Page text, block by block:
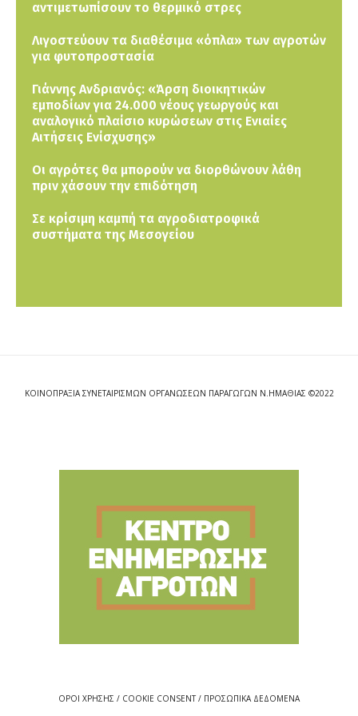
αντιμετωπίσουν το θερμικό στρες
Λιγοστεύουν τα διαθέσιμα «όπλα» των αγροτών
για φυτοπροστασία
Γιάννης Ανδριανός: «Άρση διοικητικών
εμποδίων για 24.000 νέους γεωργούς και
αναλογικό πλαίσιο κυρώσεων στις Ενιαίες
Αιτήσεις Ενίσχυσης»
Οι αγρότες θα μπορούν να διορθώνουν λάθη
πριν χάσουν την επιδότηση
Σε κρίσιμη καμπή τα αγροδιατροφικά
συστήματα της Μεσογείου
ΚΟΙΝΟΠΡΑΞΙΑ ΣΥΝΕΤΑΙΡΙΣΜΩΝ ΟΡΓΑΝΩΣΕΩΝ ΠΑΡΑΓΩΓΩΝ Ν.ΗΜΑΘΙΑΣ ©2022
ΟΡΟΙ ΧΡΗΣΗΣ / COOKIE CONSENT / ΠΡΟΣΩΠΙΚΑ ΔΕΔΟΜΕΝΑ